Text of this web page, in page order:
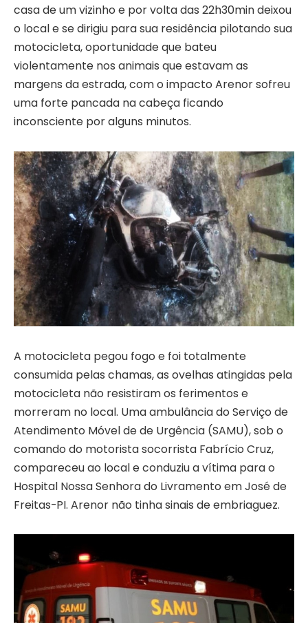
casa de um vizinho e por volta das 22h30min deixou
o local e se dirigiu para sua residência pilotando sua
motocicleta, oportunidade que bateu
violentamente nos animais que estavam as
margens da estrada, com o impacto Arenor sofreu
uma forte pancada na cabeça ficando
inconsciente por alguns minutos.
A motocicleta pegou fogo e foi totalmente
consumida pelas chamas, as ovelhas atingidas pela
motocicleta não resistiram os ferimentos e
morreram no local. Uma ambulância do Serviço de
Atendimento Móvel de de Urgência (SAMU), sob o
comando do motorista socorrista Fabrício Cruz,
compareceu ao local e conduziu a vítima para o
Hospital Nossa Senhora do Livramento em José de
Freitas-PI. Arenor não tinha sinais de embriaguez.